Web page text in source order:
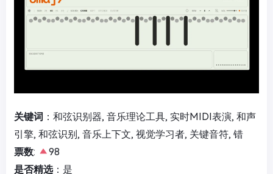
关键词 ：和弦识别器, 音乐理论工具, 实时MIDI表演, 和声
引擎, 和弦识别, 音乐上下文, 视觉学习者, 关键音符, 错
票数:
98
是否精选：是